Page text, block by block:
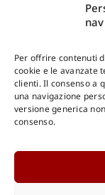
Per offrire contenuti
cookie e le avanzate
clienti. Il consenso a
una navigazione
versione generica
consenso.
Shop Gangemi